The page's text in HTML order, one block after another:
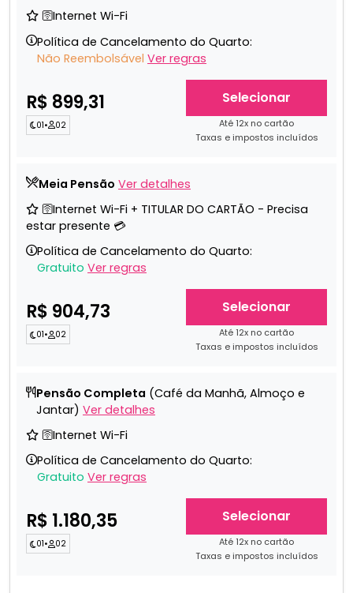
🛜Internet Wi-Fi
Política de Cancelamento do Quarto:
Não Reembolsável Ver regras
R$ 899,31
01• 02
Selecionar
Até 12x no cartão
Taxas e impostos incluídos
Meia Pensão Ver detalhes
🛜Internet Wi-Fi + TITULAR DO CARTÃO - Precisa
estar presente 💳
Política de Cancelamento do Quarto:
Gratuito Ver regras
R$ 904,73
01• 02
Selecionar
Até 12x no cartão
Taxas e impostos incluídos
Pensão Completa (Café da Manhã, Almoço e
Jantar) Ver detalhes
🛜Internet Wi-Fi
Política de Cancelamento do Quarto:
Gratuito Ver regras
R$ 1.180,35
01• 02
Selecionar
Até 12x no cartão
Taxas e impostos incluídos